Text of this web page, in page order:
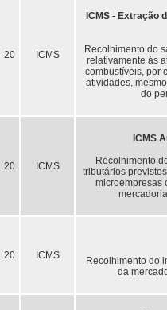
20 ICMS
ICMS - Extração
Recolhimento do
relativamente às
combustíveis, por
atividades,
do
20 ICMS
ICMS
Recolhimento
tributários
microempresas
20 ICMS
Recolhimento do
da